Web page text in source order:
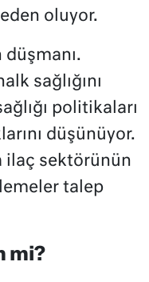
oluyor.
sağlığını
politikaları
düşünüyor.
ilaç sektörünün
talep
mi?